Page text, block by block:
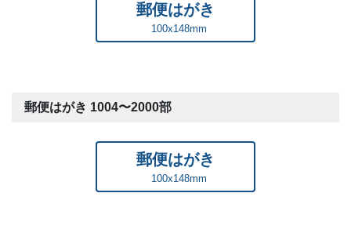
に再現することができます。
また、印刷枚数が多い場合はコスト面でも大きな違いを実
郵便はがき
100x148mm
郵便はがき 1004〜2000部
郵便はがき
100x148mm